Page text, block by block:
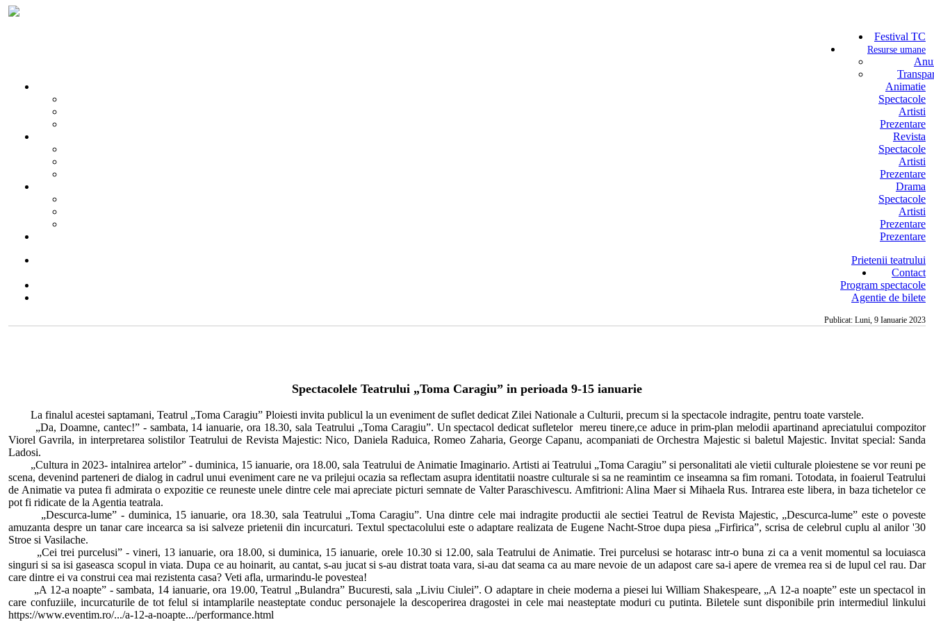
Festival TC
Resurse umane
Animatie
Spectacole
Artisti
Prezentare
Revista
Spectacole
Artisti
Prezentare
Drama
Spectacole
Artisti
Prezentare
Prezentare
Prietenii teatrului
Contact
Program spectacole
Agentie de bilete
Publicat: Luni, 9 Ianuarie 2023
Spectacolele Teatrului „Toma Caragiu” in perioada 9-15 ianuarie
La finalul acestei saptamani, Teatrul „Toma Caragiu” Ploiesti invita publicul la un eveniment de suflet dedicat Zilei Nationale a Culturii, precum si la spectacole indragite, pentru toate varstele.
„Da, Doamne, cantec!” - sambata, 14 ianuarie, ora 18.30, sala Teatrului „Toma Caragiu”. Un spectacol dedicat sufletelor mereu tinere,ce aduce in prim-plan melodii apartinand apreciatului compozitor
Viorel Gavrila, in interpretarea solistilor Teatrului de Revista Majestic: Nico, Daniela Raduica, Romeo Zaharia, George Capanu, acompaniati de Orchestra Majestic si baletul Majestic. Invitat special: Sanda
Ladosi.
„Cultura in 2023- intalnirea artelor” - duminica, 15 ianuarie, ora 18.00, sala Teatrului de Animatie Imaginario. Artisti ai Teatrului „Toma Caragiu” si personalitati ale vietii culturale ploiestene se vor reuni pe
scena, devenind parteneri de dialog in cadrul unui eveniment care ne va prilejui ocazia sa reflectam asupra identitatii noastre culturale si sa ne reamintim ce inseamna sa fim romani. Totodata, in foaierul Teatrului
de Animatie va putea fi admirata o expozitie ce reuneste unele dintre cele mai apreciate picturi semnate de Valter Paraschivescu. Amfitrioni: Alina Maer si Mihaela Rus. Intrarea este libera, in baza tichetelor ce
pot fi ridicate de la Agentia teatrala.
„Descurca-lume” - duminica, 15 ianuarie, ora 18.30, sala Teatrului „Toma Caragiu”. Una dintre cele mai indragite productii ale sectiei Teatrul de Revista Majestic, „Descurca-lume” este o poveste
amuzanta despre un tanar care incearca sa isi salveze prietenii din incurcaturi. Textul spectacolului este o adaptare realizata de Eugene Nacht-Stroe dupa piesa „Firfirica”, scrisa de celebrul cuplu al anilor '30
Stroe si Vasilache.
„Cei trei purcelusi” - vineri, 13 ianuarie, ora 18.00, si duminica, 15 ianuarie, orele 10.30 si 12.00, sala Teatrului de Animatie. Trei purcelusi se hotarasc intr-o buna zi ca a venit momentul sa locuiasca
singuri si sa isi gaseasca scopul in viata. Dupa ce au hoinarit, au cantat, s-au jucat si s-au distrat toata vara, si-au dat seama ca au mare nevoie de un adapost care sa-i apere de vremea rea si de lupul cel rau. Dar
care dintre ei va construi cea mai rezistenta casa? Veti afla, urmarindu-le povestea!
„A 12-a noapte” - sambata, 14 ianuarie, ora 19.00, Teatrul „Bulandra” Bucuresti, sala „Liviu Ciulei”. O adaptare in cheie moderna a piesei lui William Shakespeare, „A 12-a noapte” este un spectacol in
care confuziile, incurcaturile de tot felul si intamplarile neasteptate conduc personajele la descoperirea dragostei in cele mai neasteptate moduri cu putinta. Biletele sunt disponibile prin intermediul linkului
https://www.eventim.ro/.../a-12-a-noapte.../performance.html